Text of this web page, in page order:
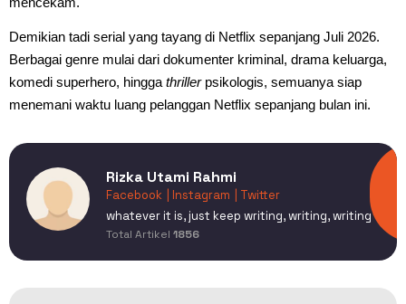
Demikian tadi serial yang tayang di Netflix sepanjang Juli 2026.
Berbagai genre mulai dari dokumenter kriminal, drama keluarga,
komedi superhero, hingga thrillerpsikologis, semuanya siap
menemani waktu luang pelanggan Netflix sepanjang bulan ini.
Rizka Utami Rahmi
Facebook | Instagram
| Twitter
whatever it is, just keep writing, writing, writing
Total Artikel 1856